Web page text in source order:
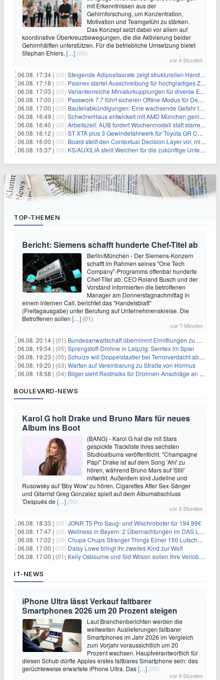
mit Erkenntnissen aus der
Gehirnforschung, um Konzentration,
Motivation und Teamgefühl zu stärken.
Das Konzept setzt dabei vor allem auf
koordinative Überkreuzbewegungen, die die Aktivierung beider
Gehirnhälften unterstützen. Für die betriebliche Umsetzung bietet
Stephan Ehlers, […] (00)
vor 4 Stunden
06.08. 17:34 | (00) Steigende Adipositasrate zeigt strukturellen Handlungsbedarf bei der Ernährung schulpflichtiger Kinder
06.08. 17:18 | (00) Pasinex startet Ausschreibung für hochgradiges Zinksulfidkonzentrat mit Germanium- und Silbergehalten und stellt ein Betriebsupdate bereit
06.08. 17:03 | (00) Variantenreiche Miniaturkupplungen für diverse Einsatzbereiche
06.08. 17:00 | (00) Passwork 7.7 führt sicheren Offline-Modus für Desktop- und Mobile-Apps ein
06.08. 17:00 | (00) Bauteilabkündigungen: Eine wachsende Gefahr für industrielle Elektroniksysteme
06.08. 16:49 | (00) SchwörerHaus entwickelt mit AMD München gemeinsam Tiny-Living-Konzepte und erhalten dafür den New Living Award
06.08. 16:40 | (00) Arbeitszeit: AUB fordert Wochenmodell statt starrer Tagesgrenze
06.08. 16:12 | (00) ST XTA plus 3 Gewindefahrwerk für Toyota GR Corolla entwickelt: Erstklassige Straßenlage in jeder Situation
06.08. 16:00 | (00) Board stellt den Contextual Decision Layer vor, mit dem Unternehmensdaten und KI-Investitionen in intelligentere Geschäftsentscheidungen umgesetzt wer
06.08. 15:37 | (00) KS/AUXILIA stellt Weichen für die zukünftige Unternehmensführung
TOP-THEMEN
Bericht: Siemens schafft hunderte Chef-Titel ab
Berlin/München - Der Siemens-Konzern
schafft im Rahmen seines "One Tech
Company"-Programms offenbar hunderte
Chef-Titel ab. CEO Roland Busch und der
Vorstand informierten die betroffenen
Manager am Donnerstagnachmittag in
einem internen Call, berichtet das "Handelsblatt"
(Freitagausgabe) unter Berufung auf Unternehmenskreise. Die
Betroffenen sollen […] (01)
vor 7 Minuten
06.08. 20:14 | (01) Bundesanwaltschaft übernimmt Ermittlungen zu Drohnenvorfall
06.08. 19:54 | (05) Sprengstoff-Drohne in Leipzig: Semtex im Spiel
06.08. 19:23 | (05) Schulze will Doppelstaatler bei Terrorverdacht abschieben
06.08. 19:20 | (03) Warten auf Vereinbarung zu Straße von Hormus
06.08. 18:58 | (04) Bilger sieht Restrisiko für Drohnen-Anschläge an Flughäfen
BOULEVARD-NEWS
Karol G holt Drake und Bruno Mars für neues
Album ins Boot
(BANG) - Karol G hat die mit Stars
gespickte Trackliste ihres sechsten
Studioalbums veröffentlicht. "Champagne
Papi" Drake ist auf dem Song 'Ahí' zu
hören, während Bruno Mars auf 'Still'
mitwirkt. Außerdem sind Judeline und
Rusowsky auf 'Bby Wow' zu hören. Cigarettes After Sex-Sänger
und Gitarrist Greg Gonzalez spielt auf dem Albumabschluss
'Después de […] (00)
vor 3 Stunden
06.08. 18:33 | (00) JONR T5 Pro Saug- und Wischroboter für 194,99€
06.08. 17:47 | (00) Wellness in Bayern: 2 Übernachtungen im DAS LUDWIG Sports Resort inkl. HP + Wellness ab 174€ p.P.
06.08. 17:02 | (00) Chupa Chups Stranger Things Eimer 150 Lutscher für 21,95€
06.08. 17:00 | (00) Daisy Lowe bringt ihr zweites Kind zur Welt
06.08. 17:00 | (01) Kelly Osbourne und Sid Wilson sollen ihre Verlobung gelöst haben
IT-NEWS
iPhone Ultra lässt Verkauf faltbarer
Smartphones 2026 um 20 Prozent steigen
Laut Branchenberichten werden die
weltweiten Auslieferungen faltbarer
Smartphones im Jahr 2026 im Vergleich
zum Vorjahr voraussichtlich um 20
Prozent wachsen. Hauptverantwortlich für
diesen Schub dürfte Apples erstes faltbares Smartphone sein: das
gerüchteweise erwartete iPhone Ultra. Das[…] (00)
vor 4 Stunden